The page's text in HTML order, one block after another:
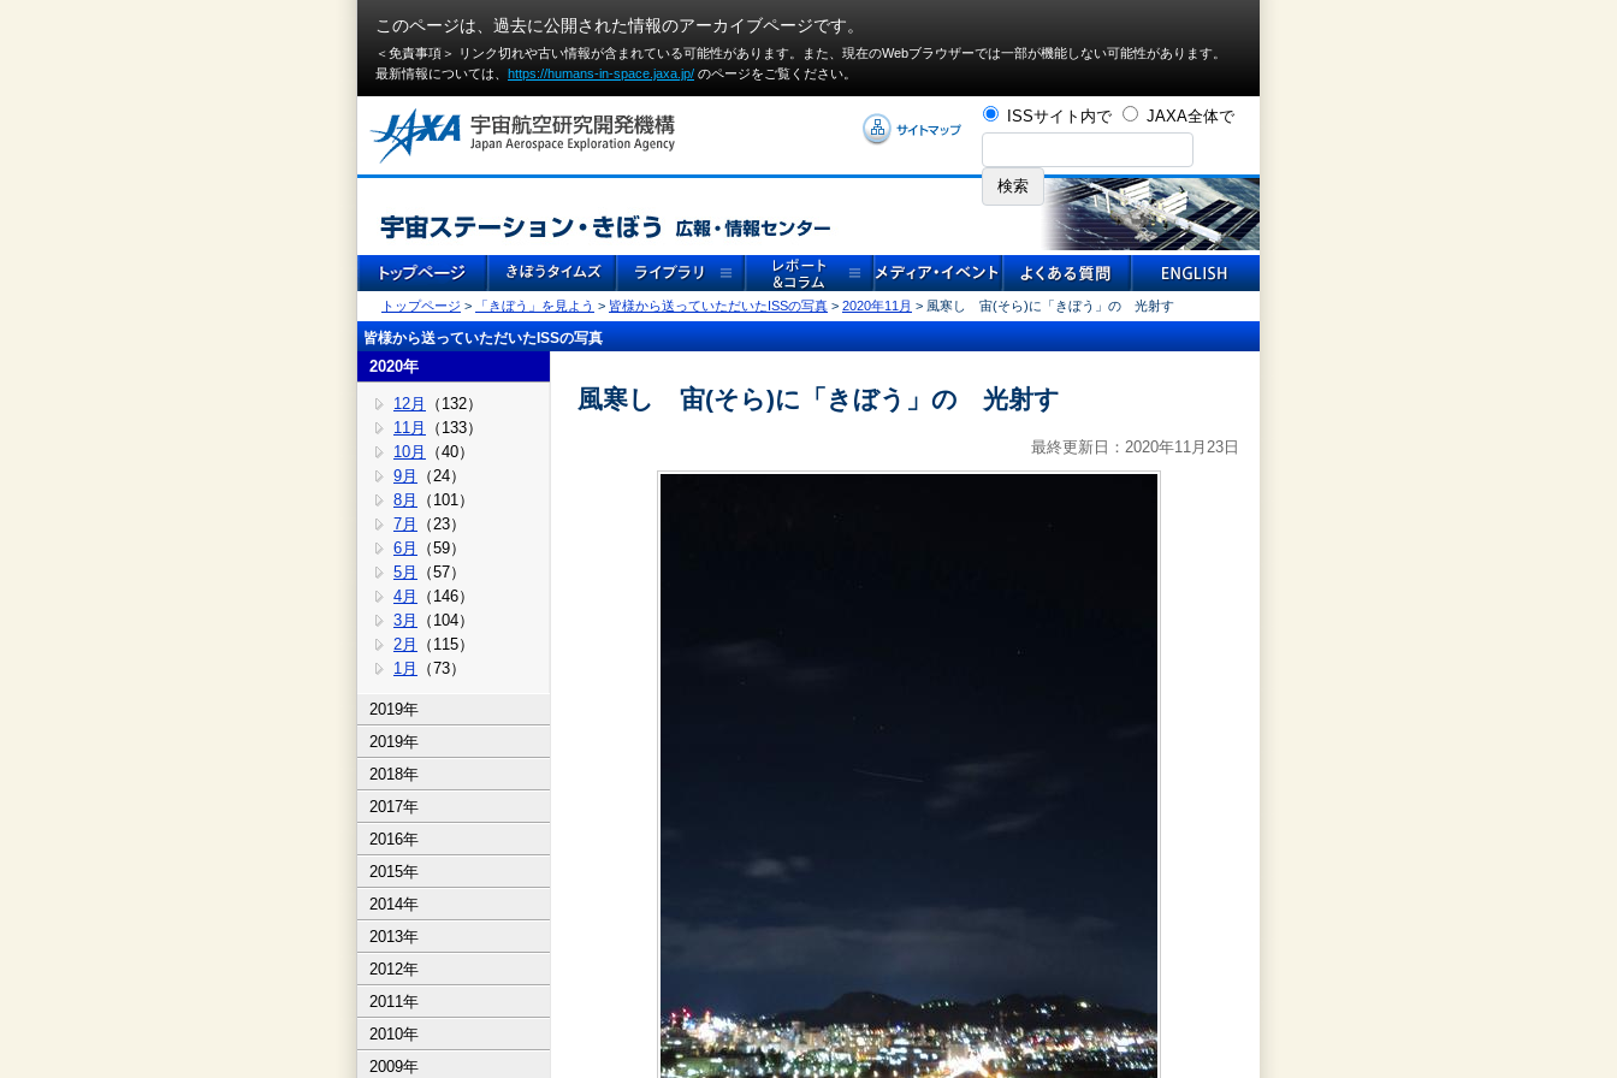
このページは、過去に公開された情報のアーカイブページです。
＜免責事項＞ リンク切れや古い情報が含まれている可能性があります。また、現在のWebブラウザーでは⼀部が機能しない可能性があります。
最新情報については、 https://humans-in-space.jaxa.jp/ のページをご覧ください。
ISSサイト内で JAXA全体で
トップページ > 「きぼう」を見よう > 皆様から送っていただいたISSの写真 > 2020年11月 > 風寒し 宙(そら)に「きぼう」の 光射す
皆様から送っていただいたISSの写真
2020年
12月
（132）
11月
（133）
10月
（40）
9月
（24）
8月
（101）
7月
（23）
6月
（59）
5月
（57）
4月
（146）
3月
（104）
2月
（115）
1月
（73）
2019年
2019年
2018年
2017年
2016年
2015年
2014年
2013年
2012年
2011年
2010年
2009年
風寒し 宙(そら)に「きぼう」の 光射す
最終更新日：2020年11月23日